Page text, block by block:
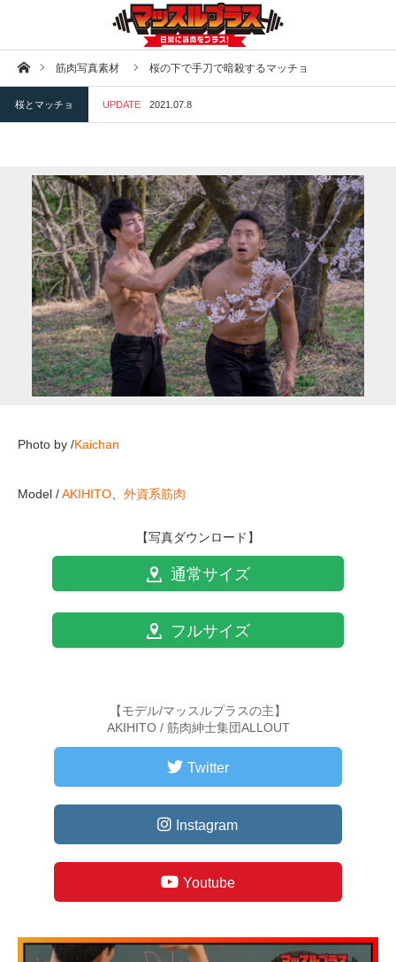
ホーム筋肉写真素材 桜の下で手刀で暗殺するマッチョ
桜とマッチョ UPDATE 2021.07.8
Photo by /Kaichan
Model /AKIHITO 外資系筋肉
【写真ダウンロード】
通常サイズ
フルサイズ
【モデル/マッスルプラスの主】
AKIHITO / 筋肉紳士集団ALLOUT
Twitter
Instagram
Youtube